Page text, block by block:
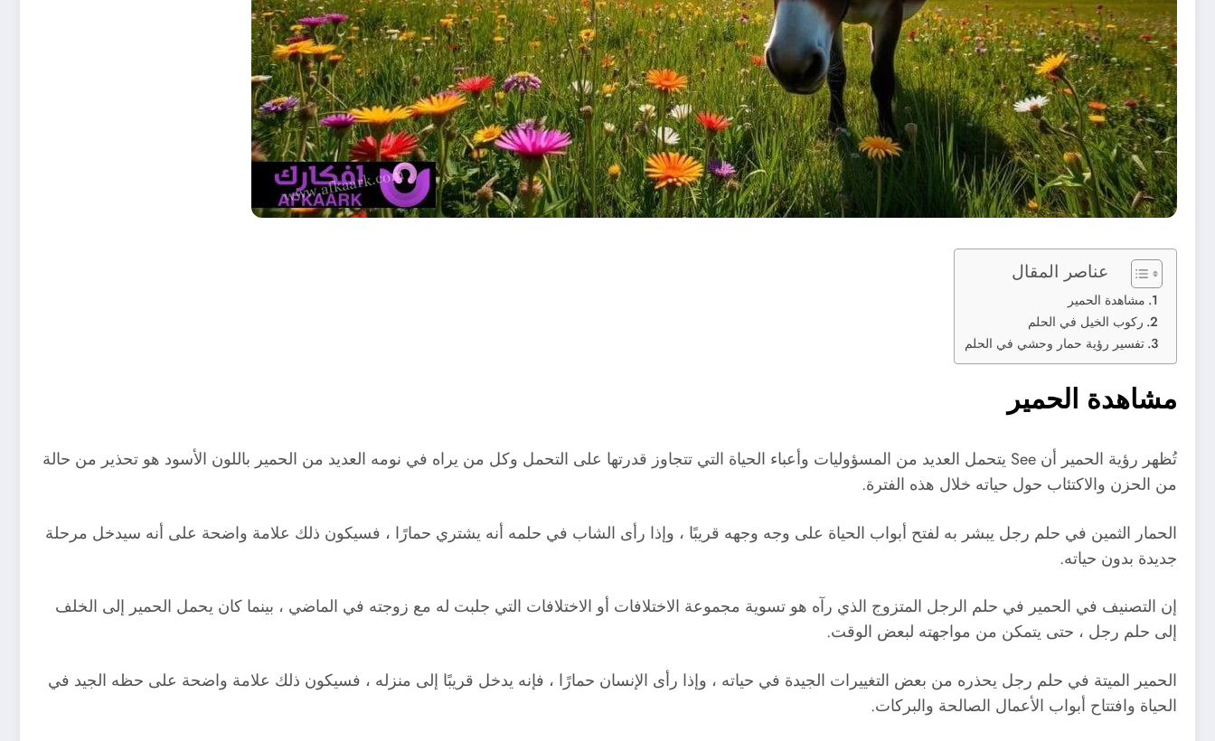
عناصر المقال
مشاهدة الحمير
ركوب الخيل في الحلم
تفسير رؤية حمار وحشي في الحلم
مشاهدة الحمير
تُظهر رؤية الحمير أن See يتحمل العديد من المسؤوليات وأعباء الحياة التي تتجاوز قدرتها على التحمل وكل من يراه في نومه العديد من الحمير باللون الأسود هو تحذير من حالة
من الحزن والاكتئاب حول حياته خلال هذه الفترة.
الحمار الثمين في حلم رجل يبشر به لفتح أبواب الحياة على وجه وجهه قريبًا ، وإذا رأى الشاب في حلمه أنه يشتري حمارًا ، فسيكون ذلك علامة واضحة على أنه سيدخل مرحلة
جديدة بدون حياته.
إن التصنيف في الحمير في حلم الرجل المتزوج الذي رآه هو تسوية مجموعة الاختلافات أو الاختلافات التي جلبت له مع زوجته في الماضي ، بينما كان يحمل الحمير إلى الخلف
إلى حلم رجل ، حتى يتمكن من مواجهته لبعض الوقت.
الحمير الميتة في حلم رجل يحذره من بعض التغييرات الجيدة في حياته ، وإذا رأى الإنسان حمارًا ، فإنه يدخل قريبًا إلى منزله ، فسيكون ذلك علامة واضحة على حظه الجيد في
الحياة وافتتاح أبواب الأعمال الصالحة والبركات.